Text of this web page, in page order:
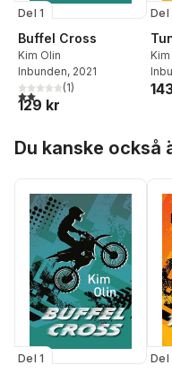
Del 1
Buffel Cross
Kim Olin
Inbunden, 2021
2,0utav 5 stjärnor. Totalt antal
(1)
129 kr
Del
Du kanske också
Del 1 Del